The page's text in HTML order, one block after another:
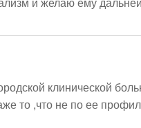
клинической
то ,что не по ее